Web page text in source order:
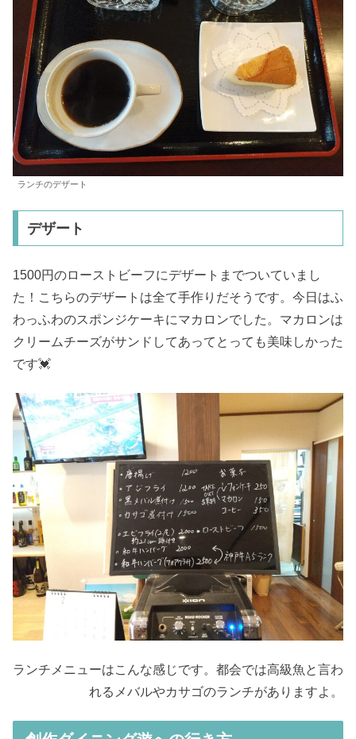
ランチのデザート
デザート
1500円のローストビーフにデザートまでついていまし
た！こちらのデザートは全て手作りだそうです。今日はふ
わっふわのスポンジケーキにマカロンでした。マカロンは
クリームチーズがサンドしてあってとっても美味しかった
です💓
ランチメニューはこんな感じです。都会では高級魚と言わ
れるメバルやカサゴのランチがありますよ。